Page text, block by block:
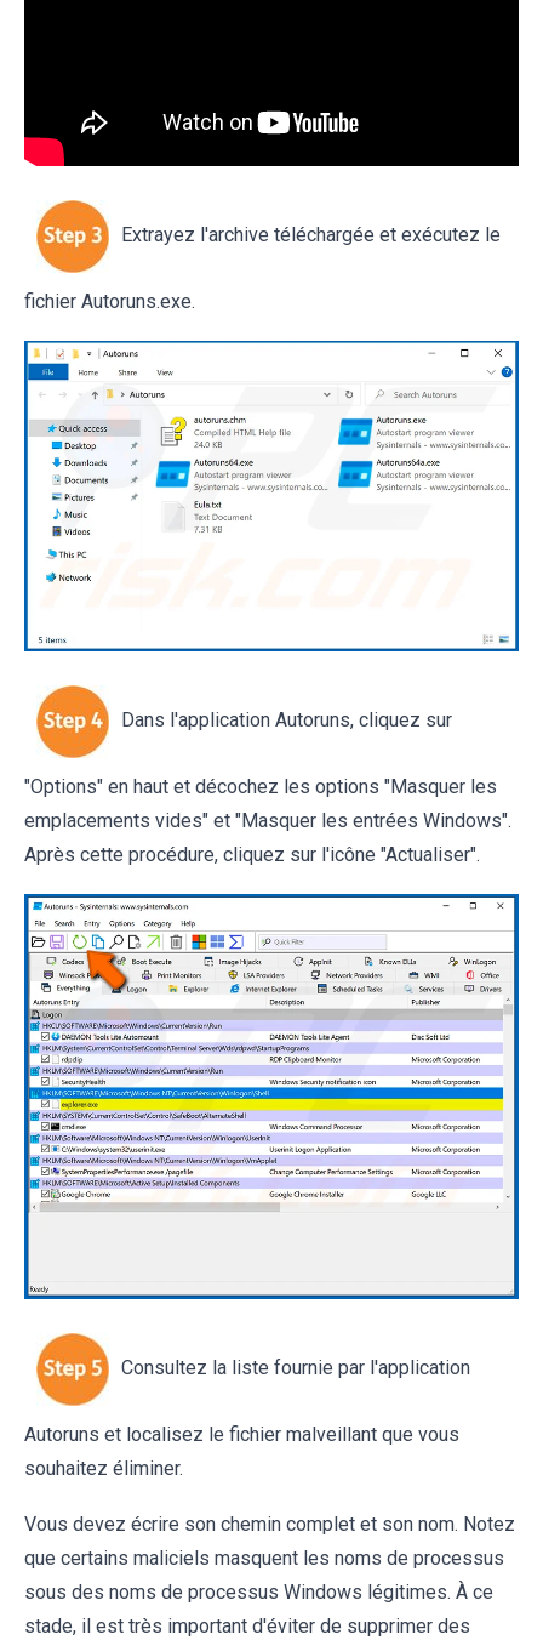
Extrayez l'archive téléchargée et exécutez le
fichier Autoruns.exe.
Dans l'application Autoruns, cliquez sur
"Options" en haut et décochez les options "Masquer les
emplacements vides" et "Masquer les entrées Windows".
Après cette procédure, cliquez sur l'icône "Actualiser".
Consultez la liste fournie par l'application
Autoruns et localisez le fichier malveillant que vous
souhaitez éliminer.
Vous devez écrire son chemin complet et son nom. Notez
que certains maliciels masquent les noms de processus
sous des noms de processus Windows légitimes. À ce
stade, il est très important d'éviter de supprimer des